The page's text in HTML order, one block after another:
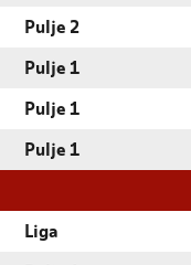
Pulje 2
Pulje 1
Pulje 1
Pulje 1
Liga